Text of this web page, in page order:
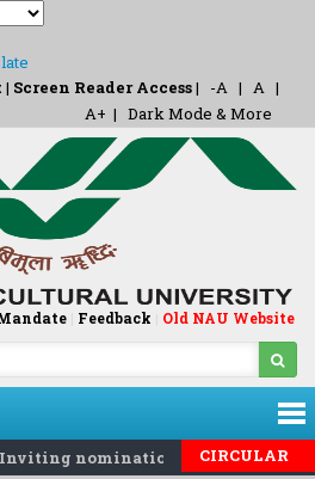
| Screen Reader Access| -A | A |
A+ | Dark Mode & More
| Feedback | Old NAU Website
nomination for 5 daysCIRCULAR